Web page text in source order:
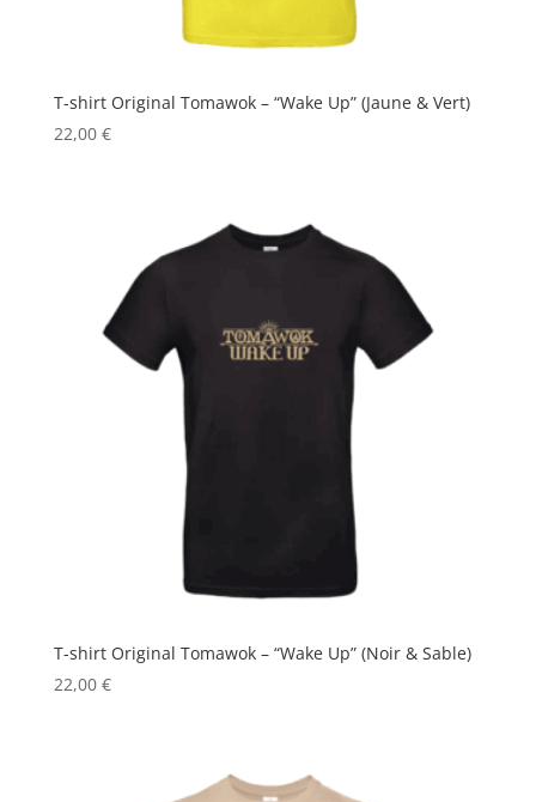
T-shirt Original Tomawok – “Wake Up” (Jaune & Vert)
22,00 €
T-shirt Original Tomawok – “Wake Up” (Noir & Sable)
22,00 €